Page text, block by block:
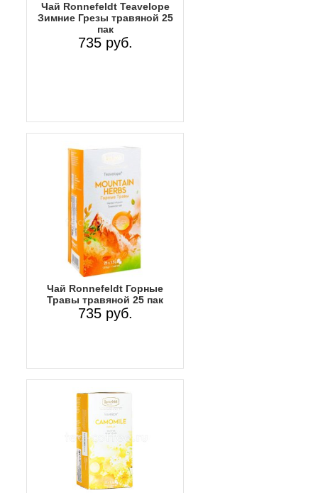
Чай Ronnefeldt Teavelope
Зимние Грезы травяной 25
пак
735 руб.
Чай Ronnefeldt Горные
Травы травяной 25 пак
735 руб.